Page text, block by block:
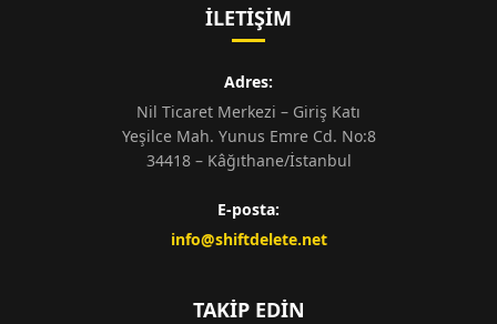
İLETIŞIM
Adres:
Nil Ticaret Merkezi – Giriş Katı
Yeşilce Mah. Yunus Emre Cd. No:8
34418 – Kâğıthane/İstanbul
E-posta:
info@shiftdelete.net
TAKIP EDIN